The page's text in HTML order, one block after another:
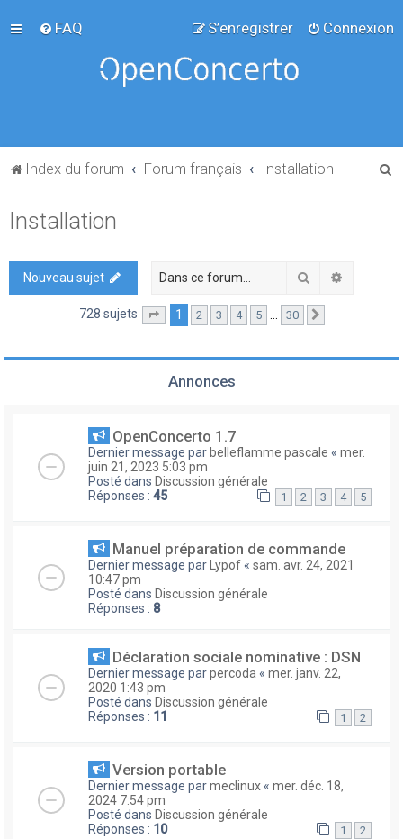
FAQ Connexion
S’enregistrer
Index du forum Forum français Installation
Installation
Nouveau sujet Rechercher
728 sujets Page sur30
1 2 3 4 5 … 30
Annonces
OpenConcerto 1.7
Dernier message par belleflamme pascale « mer.
juin 21, 2023 5:03 pm
Posté dans Discussion générale
Réponses : 45 1 2 3 4 5
Manuel préparation de commande
Dernier message par Lypof « sam. avr. 24, 2021
10:47 pm
Posté dans Discussion générale
Réponses : 8
Déclaration sociale nominative : DSN
Dernier message parpercoda « mer. janv. 22,
2020 1:43 pm
Posté dans Discussion générale
Réponses : 11 1 2
Version portable
Dernier message parmeclinux « mer. déc. 18,
2024 7:54 pm
Posté dans Discussion générale
Réponses : 10 1 2